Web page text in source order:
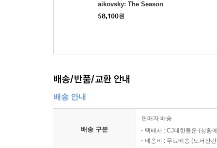
aikovsky: The Season
s, Op. 37a) (180g)(LP) -
임윤찬 (Yunchan Lim)
58,100원
배송/반품/교환 안내
배송 안내
배송 구분
판매자 배송
택배사 : CJ대한통운 (상황
배송비 : 무료배송 (도서산